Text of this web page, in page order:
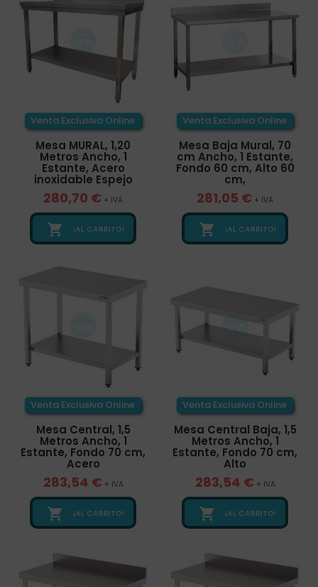
Venta Exclusiva Online
Mesa MURAL, 1,20
Metros Ancho, 1
Estante, Acero
inoxidable Espejo
280,70 € + IVA
 ¡AL CARRITO!
Venta Exclusiva Online
Mesa Baja Mural, 70
cm Ancho, 1 Estante,
Fondo 60 cm, Alto 60
cm,
281,05 € + IVA
 ¡AL CARRITO!
Venta Exclusiva Online
Mesa Central, 1,5
Metros Ancho, 1
Estante, Fondo 70 cm,
Acero
283,54 € + IVA
 ¡AL CARRITO!
Venta Exclusiva Online
Mesa Central Baja, 1,5
Metros Ancho, 1
Estante, Fondo 70 cm,
Alto
283,54 € + IVA
 ¡AL CARRITO!